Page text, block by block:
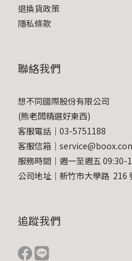
退換貨政策
隱私條款
聯絡我們
想不同國際股份有限公司
(熊老闆精選好東西)
客服電話｜03-5751188
客服信箱｜
服務時間｜週一至週五 09:30-
公司地址｜新竹市大學路 216
追蹤我們